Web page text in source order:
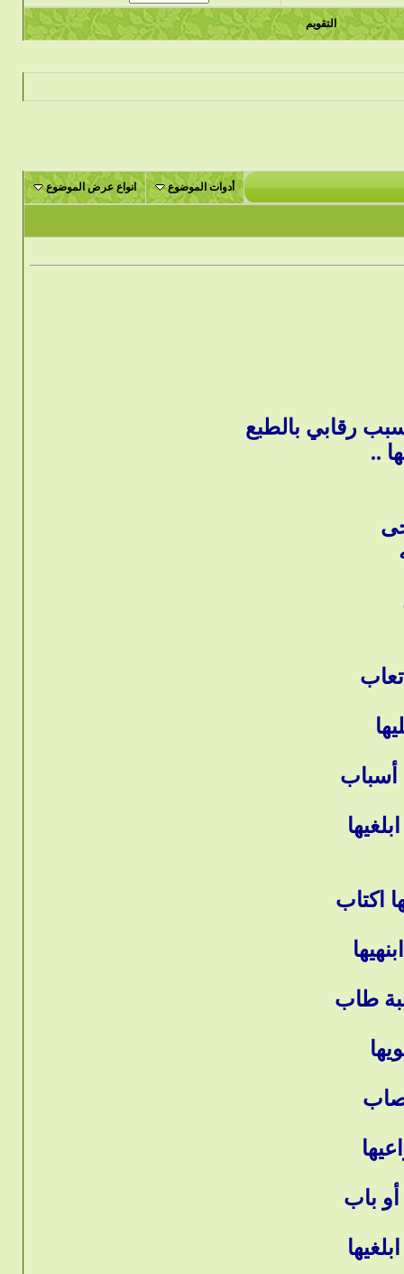
التقويم
أدوات الموضوع انواع عرض الموضوع
رقابي بالطبع
..
أسباب
اكتاب
طاب
باب